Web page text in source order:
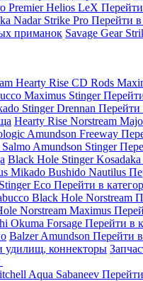
PremierHelios LeX
Nadar Strike Pro Перейти
приманок Savage Gear
Hearty Rise CD Rods
Maximus Stinger
StingerDrennan Перейти
Hearty Rise Norstream
Amundson Freeway
Salmo Amundson Stinger
Black Hole StingerKosadaka
Mikado Bushido Nautilus
StingerEco Перейти в
Black Hole Norstream
Norstream Maximus
Okuma Forsage Перейти в
BalzerAmundson Перейти
удилищ, коннекторы
Aqua Sabaneev